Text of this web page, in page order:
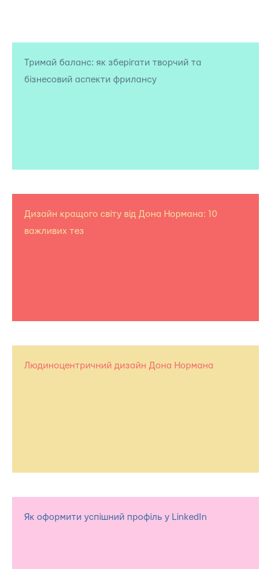
Тримай баланс: як зберігати творчий та
бізнесовий аспекти фрилансу
Дизайн кращого світу від Дона Нормана: 10
важливих тез
Людиноцентричний дизайн Дона Нормана
Як оформити успішний профіль у LinkedIn